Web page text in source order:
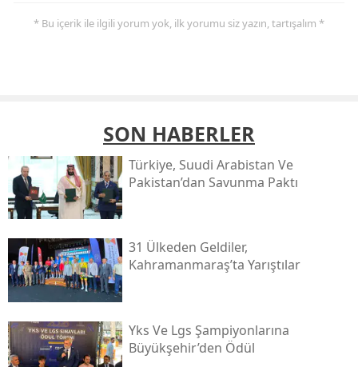
* Bu içerik ile ilgili yorum yok, ilk yorumu siz yazın, tartışalım *
SON HABERLER
Türkiye, Suudi Arabistan Ve
Pakistan’dan Savunma Paktı
31 Ülkeden Geldiler,
Kahramanmaraş’ta Yarıştılar
Yks Ve Lgs Şampiyonlarına
Büyükşehir’den Ödül